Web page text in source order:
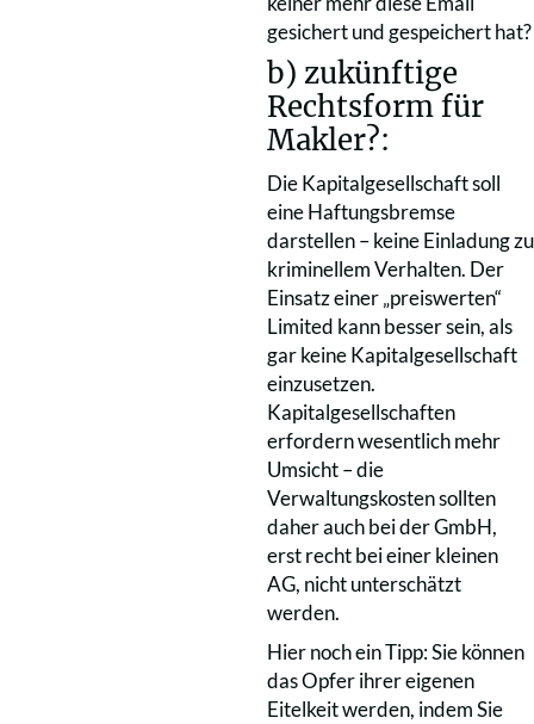
gesichert und gespeichert hat?
b) zukünftige
Rechtsform für
Makler?:
Die Kapitalgesellschaft soll
eine Haftungsbremse
darstellen – keine Einladung zu
kriminellem Verhalten. Der
Einsatz einer „preiswerten“
Limited kann besser sein, als
gar keine Kapitalgesellschaft
einzusetzen.
Kapitalgesellschaften
erfordern wesentlich mehr
Umsicht – die
Verwaltungskosten sollten
daher auch bei der GmbH,
erst recht bei einer kleinen
AG, nicht unterschätzt
werden.
Hier noch ein Tipp: Sie können
das Opfer ihrer eigenen
Eitelkeit werden, indem Sie